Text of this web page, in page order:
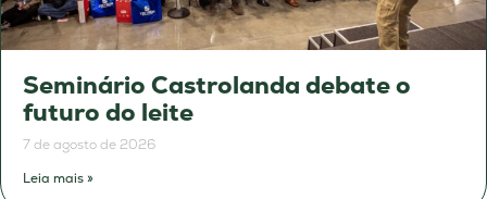
Seminário Castrolanda debate o
futuro do leite
7 de agosto de 2026
Leia mais »